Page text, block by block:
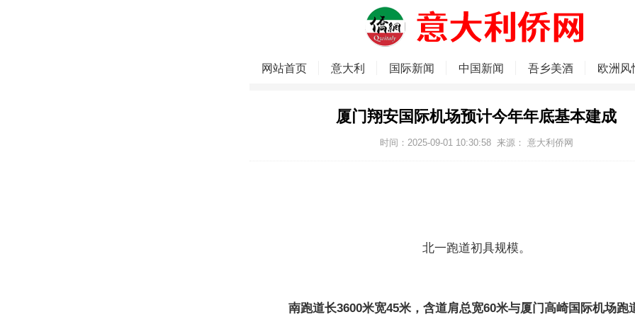
网站首页 意大利 国际新闻 中国新闻 吾乡美酒 欧洲风
厦门翔安国际机场预计今年年底基本建成
时间：2025-09-01 10:30:58 来源： 意大利侨网
北一跑道初具规模。
南跑道长3600米宽45米，含道肩总宽60米与厦门高崎国际机场跑